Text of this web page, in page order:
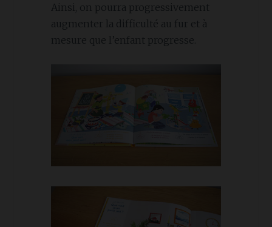
Ainsi, on pourra progressivement
augmenter la difficulté au fur et à
mesure que l’enfant progresse.